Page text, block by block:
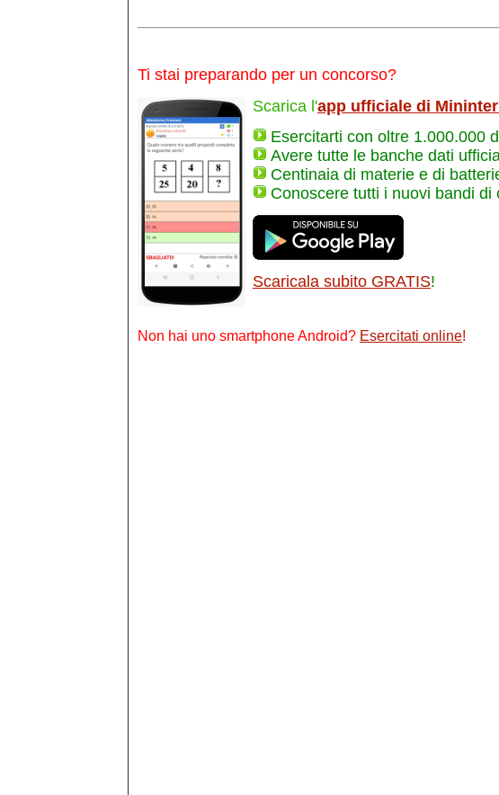
Ti stai preparando per un concorso?
Scarica l'app ufficiale di
Esercitarti con oltre 1.000.000
Avere tutte le banche dati
Centinaia di materie e di
Conoscere tutti i nuovi bandi
Scaricala subito GRATIS!
Non hai uno smartphone Android? Esercitati online!